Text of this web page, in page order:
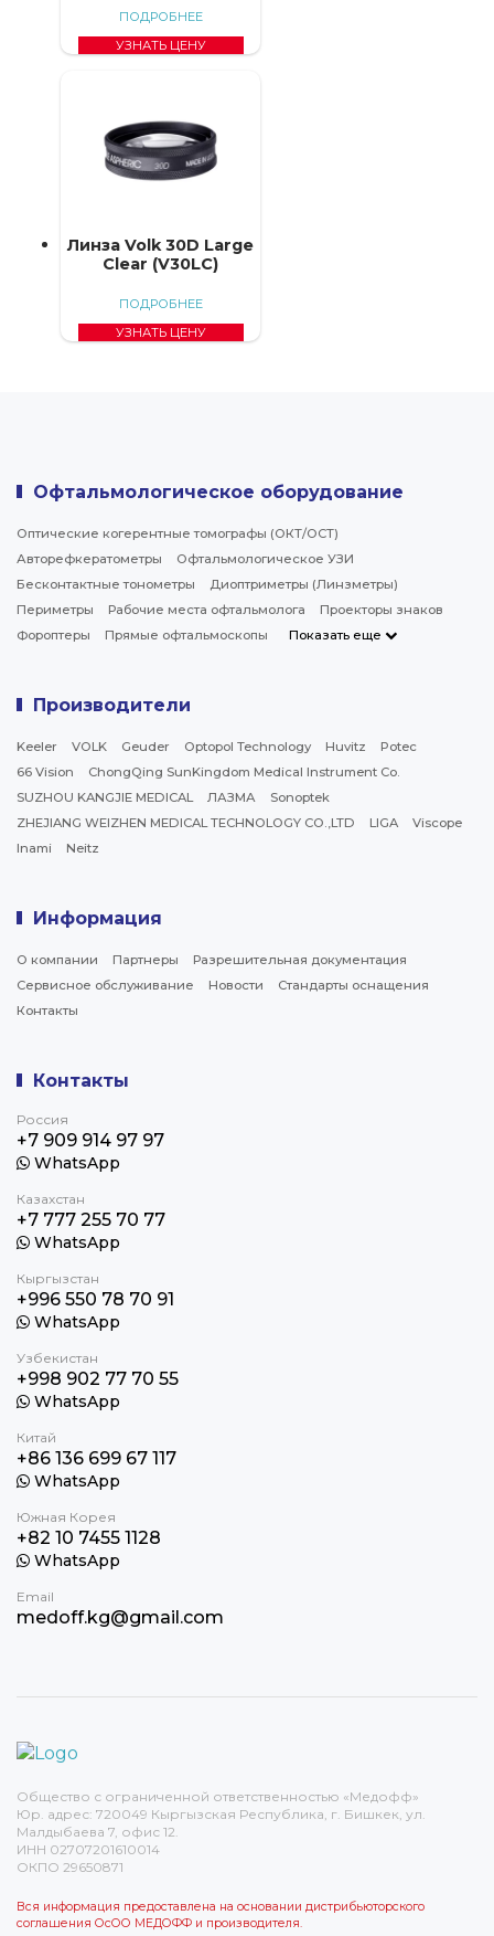
ПОДРОБНЕЕ
УЗНАТЬ ЦЕНУ
Линза Volk 30D Large
Clear (V30LC)
ПОДРОБНЕЕ
УЗНАТЬ ЦЕНУ
Офтальмологическое оборудование
Оптические когерентные томографы (ОКТ/ОСТ)
Авторефкератометры
Офтальмологическое УЗИ
Бесконтактные тонометры
Диоптриметры (Линзметры)
Периметры
Рабочие места офтальмолога
Проекторы знаков
Фороптеры
Прямые офтальмоскопы Показать еще
Производители
Keeler VOLK Geuder Optopol Technology Huvitz
Potec
66 Vision
ChongQing SunKingdom Medical Instrument Co.
SUZHOU KANGJIE MEDICAL
ЛАЗМА
Sonoptek
ZHEJIANG WEIZHEN MEDICAL TECHNOLOGY CO.,LTD
LIGA
Viscope
Inami
Neitz
Информация
О компании Партнеры
Разрешительная документация
Сервисное обслуживание
Новости
Стандарты оснащения
Контакты
Контакты
Россия
+7 909 914 97 97
WhatsApp
Казахстан
+7 777 255 70 77
WhatsApp
Кыргызстан
+996 550 78 70 91
WhatsApp
Узбекистан
+998 902 77 70 55
WhatsApp
Китай
+86 136 699 67 117
WhatsApp
Южная Корея
+82 10 7455 1128
WhatsApp
Email
medoff.kg@gmail.com
Общество с ограниченной ответственностью «Медофф»
Юр. адрес: 720049 Кыргызская Республика, г. Бишкек, ул.
Малдыбаева 7, офис 12.
ИНН 02707201610014
ОКПО 29650871
Вся информация предоставлена на основании дистрибьюторского
соглашения ОсОО МЕДОФФ и производителя.